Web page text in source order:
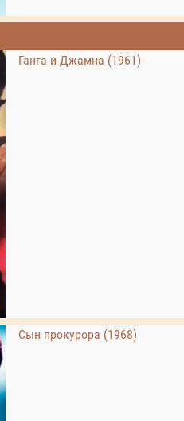
Ганга и Джамна (1961)
Сын прокурора (1968)